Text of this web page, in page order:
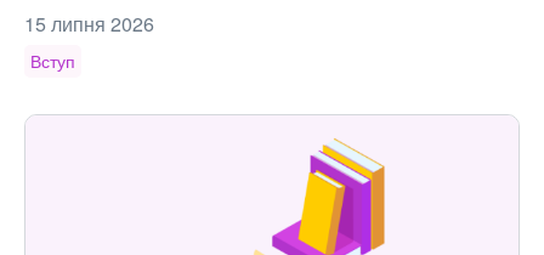
15 липня 2026
Вступ